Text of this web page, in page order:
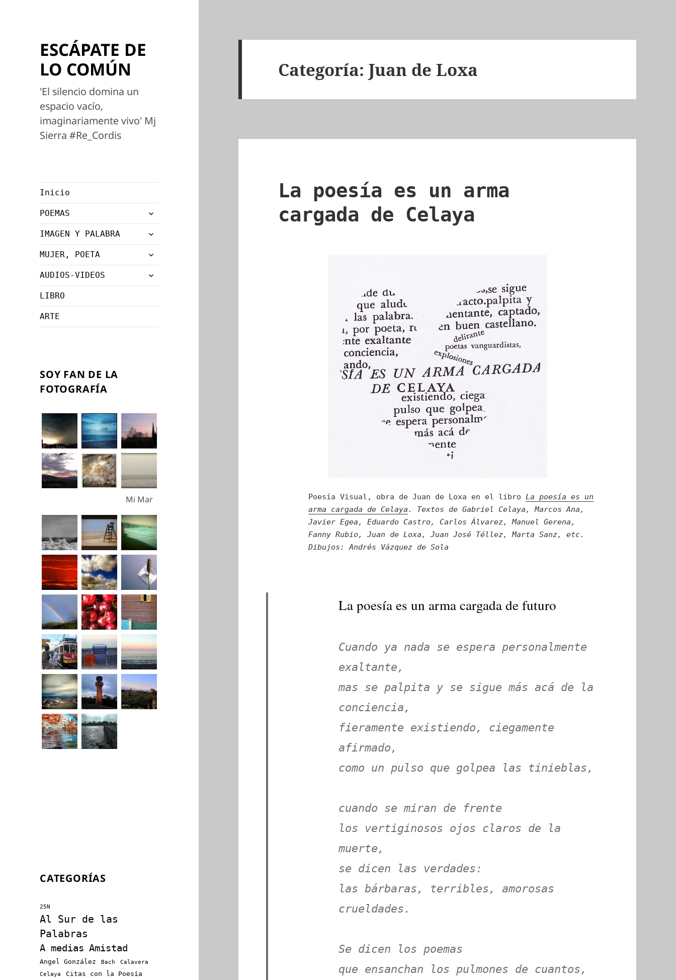
ESCÁPATE DE
LO COMÚN
'El silencio domina un
espacio vacío,
imaginariamente vivo' Mj
Sierra #Re_Cordis
Inicio
POEMAS
expande
el
menú
inferior
IMAGEN Y PALABRA
expande
el
menú
inferior
MUJER, POETA
expande
el
menú
AUDIOS-VIDEOS
expande
el
LIBRO
ARTE
SOY FAN DE LA
FOTOGRAFÍA
Mi Mar
CATEGORÍAS
25N
Al Sur de las
Palabras
A medias Amistad
Angel González Bach
Calavera
Celaya
Citas con la Poesía
Categoría:Juan de Loxa
La poesía es un arma
cargada de Celaya
Poesía Visual, obra de Juan de Loxa en el libroLa poesía es un
arma cargada de Celaya. Textos de Gabriel Celaya, Marcos Ana,
Javier Egea, Eduardo Castro, Carlos Álvarez, Manuel Gerena,
Fanny Rubio, Juan de Loxa, Juan José Téllez, Marta Sanz, etc.
Dibujos: Andrés Vázquez de Sola
La poesía es un arma cargada de futuro
Cuando ya nada se espera personalmente
exaltante,
mas se palpita y se sigue más acá de la
conciencia,
fieramente existiendo, ciegamente
afirmado,
como un pulso que golpea las tinieblas,
cuando se miran de frente
los vertiginosos ojos claros de la
muerte,
se dicen las verdades:
las bárbaras, terribles, amorosas
crueldades.
Se dicen los poemas
que ensanchan los pulmones de cuantos,